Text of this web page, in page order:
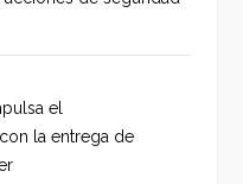
el
la entrega de